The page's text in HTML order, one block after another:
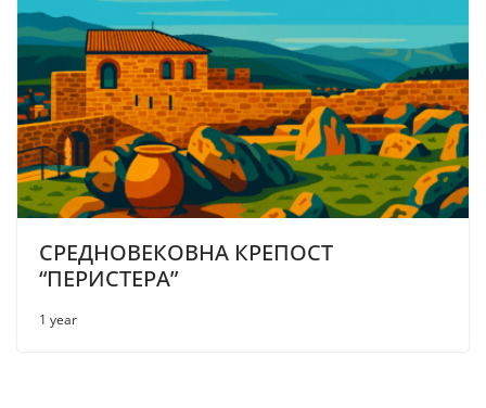
СРЕДНОВЕКОВНА КРЕПОСТ
“ПЕРИСТЕРА”
1 year